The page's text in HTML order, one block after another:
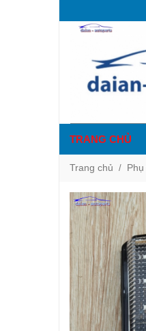
TRANG CHỦ
Trang chủ